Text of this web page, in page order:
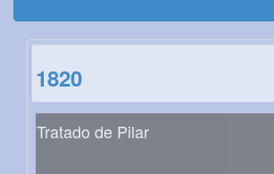
1820
Tratado de Pilar